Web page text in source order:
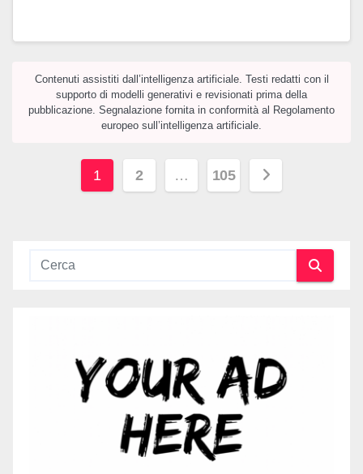
Contenuti assistiti dall’intelligenza artificiale. Testi redatti con il
supporto di modelli generativi e revisionati prima della
pubblicazione. Segnalazione fornita in conformità al Regolamento
europeo sull’intelligenza artificiale.
Navigazione
1 2 … 105